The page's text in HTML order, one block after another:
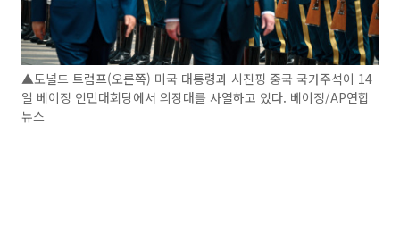
▲도널드 트럼프(오른쪽) 미국 대통령과 시진핑 중국 국가주석이 14
일 베이징 인민대회당에서 의장대를 사열하고 있다. 베이징/AP연합
뉴스